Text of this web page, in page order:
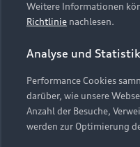
Servicekontakt
Vertrag widerrufen
Audi erleben
Newsletter
Datenschutzinformation
Cookie-Richtlinie
Hinweis: Die aktuelle
Embleme am Fahrzeug
Webseite kann
Weitere Informationen
Richtlinie nachlesen.
Analyse und Statistik
Performance Cookies
darüber, wie unsere
Anzahl der Besuche,
werden zur Optimierung